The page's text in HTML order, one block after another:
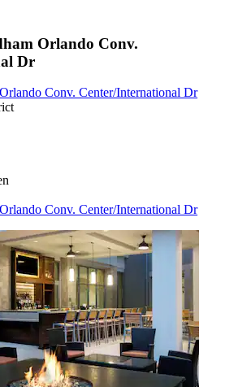
Orlando Conv.
Dr
Conv. Center/International Dr
Conv. Center/International Dr